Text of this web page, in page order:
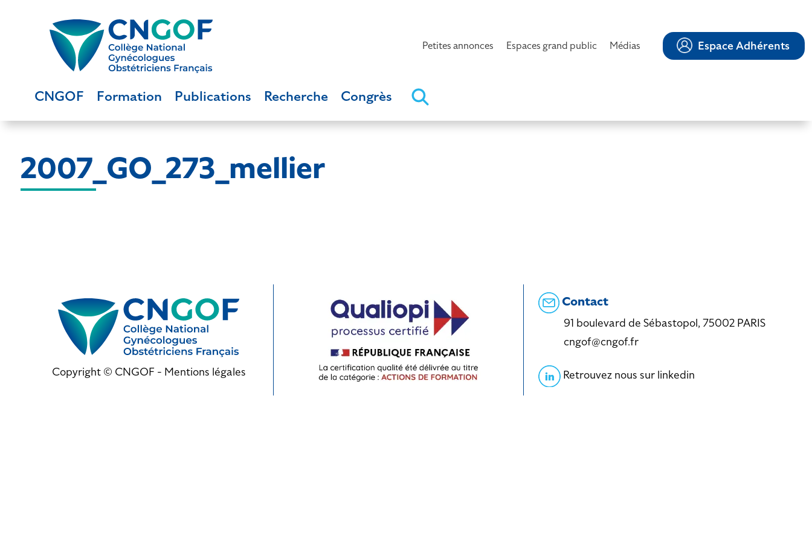
Petites annonces Espaces grand public Médias Espace Adhérents
CNGOF Formation Publications Recherche Congrès
2007_GO_273_mellier
Copyright © CNGOF - Mentions légales
Contact
91 boulevard de Sébastopol, 75002 PARIS
cngof@cngof.fr
Retrouvez nous sur linkedin